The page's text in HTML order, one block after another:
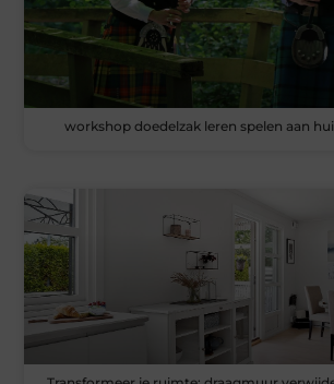
workshop doedelzak leren spelen aan